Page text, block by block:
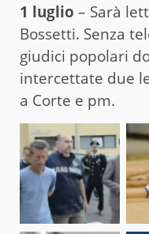
1 luglio – Sarà
Bossetti. Senza
giudici popolari
intercettate due
a Corte e pm.